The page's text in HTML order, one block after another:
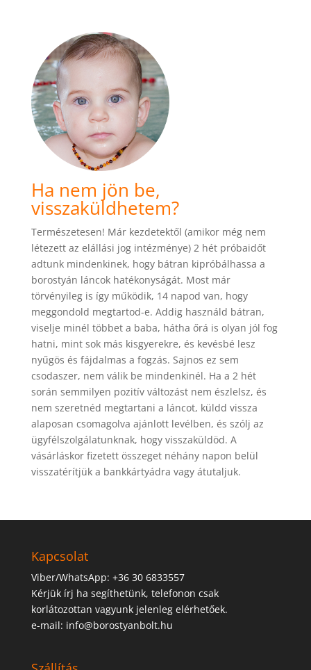
Ha nem jön be,
visszaküldhetem?
Természetesen! Már kezdetektől (amikor még nem
létezett az elállási jog intézménye) 2 hét próbaidőt
adtunk mindenkinek, hogy bátran kipróbálhassa a
borostyán láncok hatékonyságát. Most már
törvényileg is így működik, 14 napod van, hogy
meggondold megtartod-e. Addig használd bátran,
viselje minél többet a baba, hátha őrá is olyan jól fog
hatni, mint sok más kisgyerekre, és kevésbé lesz
nyűgös és fájdalmas a fogzás. Sajnos ez sem
csodaszer, nem válik be mindenkinél. Ha a 2 hét
során semmilyen pozitív változást nem észlelsz, és
nem szeretnéd megtartani a láncot, küldd vissza
alaposan csomagolva ajánlott levélben, és szólj az
ügyfélszolgálatunknak, hogy visszaküldöd. A
vásárláskor fizetett összeget néhány napon belül
visszatérítjük a bankkártyádra vagy átutaljuk.
Kapcsolat
Viber/WhatsApp: +36 30 6833557
Kérjük írj ha segíthetünk, telefonon csak
korlátozottan vagyunk jelenleg elérhetőek.
e-mail: info@borostyanbolt.hu